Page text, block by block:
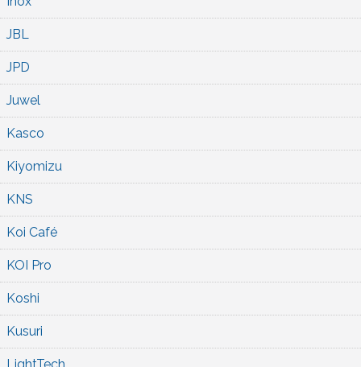
JBL
JPD
Juwel
Kasco
Kiyomizu
KNS
Koi Café
KOI Pro
Koshi
Kusuri